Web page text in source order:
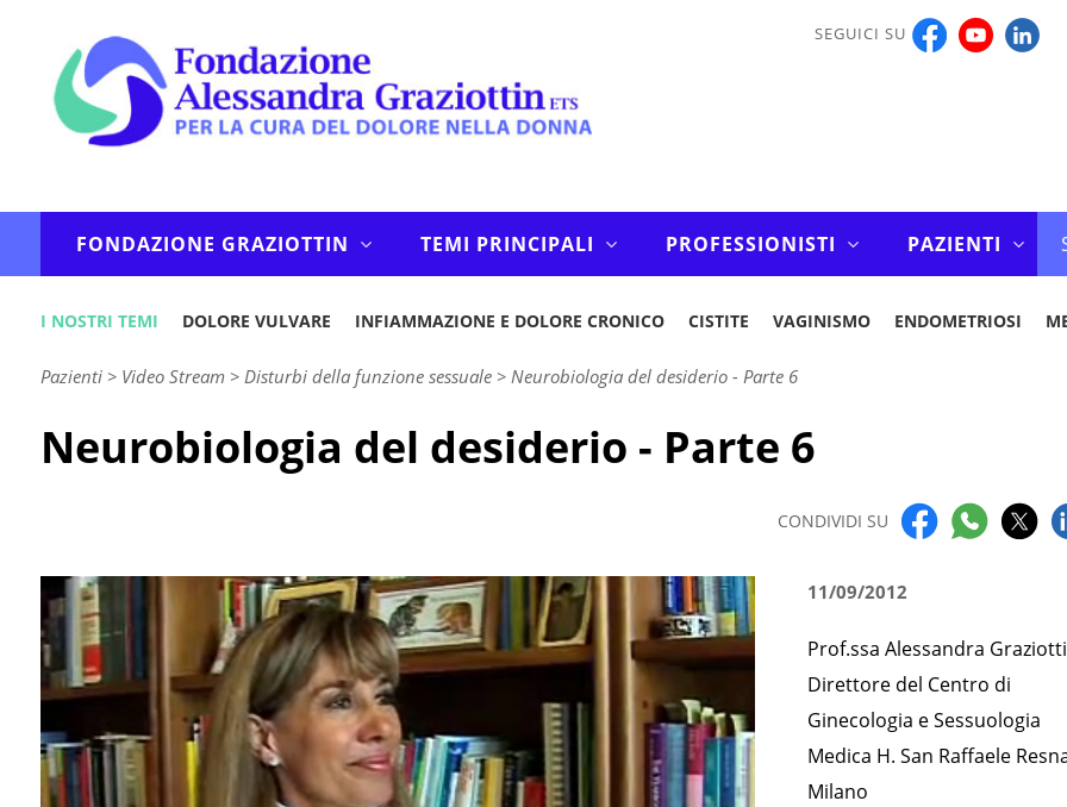
SEGUICI SU
FONDAZIONE GRAZIOTTIN TEMI PRINCIPALI PROFESSIONISTI PAZIENTI
I NOSTRI TEMI DOLORE VULVARE INFIAMMAZIONE E DOLORE CRONICO CISTITE VAGINISMO ENDOMETRIOSI
Pazienti> Video Stream > Disturbi della funzione sessuale> Neurobiologia del desiderio - Parte 6
Neurobiologia del desiderio - Parte 6
CONDIVIDI SU
11/09/2012
Prof.ssa Alessandra
Direttore del Centro di
Ginecologia e Sessuologia
Medica H. San Raffaele
Milano